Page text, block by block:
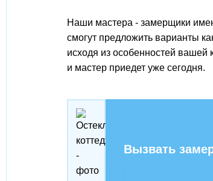
Наши мастера - замерщики
смогут предложить варианты
исходя из особенностей вашей
и мастер приедет уже сегодня.
Вызвать